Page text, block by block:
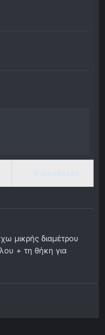
μικρής διαμέτρου
+ τη θήκη για